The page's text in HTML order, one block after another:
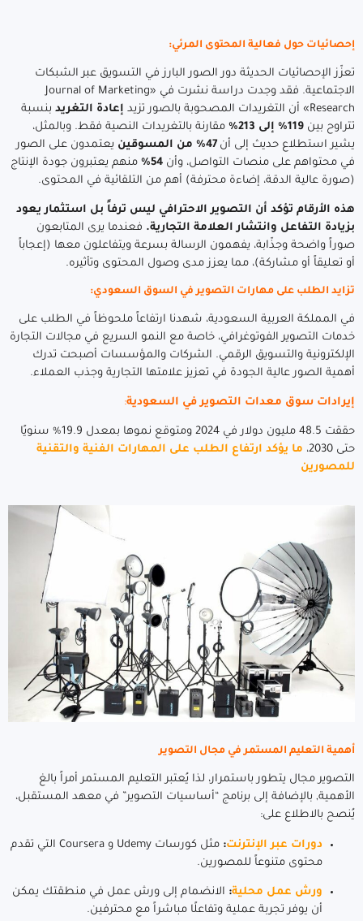
إحصائيات حول فعالية المحتوى المرئي:
تعزّز الإحصائيات الحديثة دور الصور البارز في التسويق عبر الشبكات
الاجتماعية. فقد وجدت دراسة نشرت في «Journal of Marketing
Research» أن التغريدات المصحوبة بالصور تزيد
إعادة التغريد بنسبة
تتراوح بين 119% إلى 213%
مقارنة بالتغريدات النصية فقط. وبالمثل،
يشير استطلاع حديث إلى أن47% من المسوقين
يعتمدون على الصور
في محتواهم على منصات التواصل، وأن 54%
منهم يعتبرون جودة الإنتاج
(صورة عالية الدقة، إضاءة محترفة) أهم من التلقائية في المحتوى.
هذه الأرقام تؤكد أن التصوير الاحترافي ليس ترفاً بل استثمار يعود
بزيادة التفاعل وانتشار العلامة التجارية. فعندما يرى المتابعون
صوراً واضحة وجذّابة، يفهمون الرسالة بسرعة ويتفاعلون معها (إعجاباً
أو تعليقاً أو مشاركة)، مما يعزز مدى وصول المحتوى وتأثيره.
تزايد الطلب على مهارات التصوير في السوق السعودي:
في المملكة العربية السعودية، شهدنا ارتفاعاً ملحوظاً في الطلب على
خدمات التصوير الفوتوغرافي، خاصة مع النمو السريع في مجالات التجارة
الإلكترونية والتسويق الرقمي. الشركات والمؤسسات أصبحت تدرك
أهمية الصور عالية الجودة في تعزيز علامتها التجارية وجذب العملاء.
إيرادات سوق معدات التصوير في السعودية:
حققت 48.5 مليون دولار في 2024 ومتوقع نموها بمعدل 19.9% سنويًا
حتى 2030،
ما يؤكد ارتفاع الطلب على المهارات الفنية والتقنية
للمصورين
أهمية التعليم المستمر في مجال التصوير
التصوير مجال يتطور باستمرار، لذا يُعتبر التعليم المستمر أمراً بالغ
الأهمية, بالإضافة إلى برنامج “أساسيات التصوير” في معهد المستقبل،
يُنصح بالاطلاع على:
دورات عبر الإنترنت: مثل كورسات
التي تقدم
محتوى متنوعاً للمصورين.
ورش عمل محلية: الانضمام إلى ورش عمل في منطقتك يمكن
أن يوفر تجربة عملية وتفاعلًا مباشراً مع محترفين.